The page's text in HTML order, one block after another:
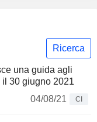
Ricerca
una guida agli
30 giugno 2021
04/08/21
CI